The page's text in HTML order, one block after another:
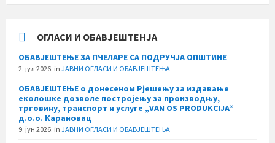
ОГЛАСИ И ОБАВЈЕШТЕНЈА
ОБАВЈЕШТЕЊЕ ЗА ПЧЕЛАРЕ СА ПОДРУЧЈА ОПШТИНЕ
2. јул 2026. in ЈАВНИ ОГЛАСИ И ОБАВЈЕШТЕЊА
ОБАВЈЕШТЕЊЕ о донесеном Рјешењу за издавање
еколошке дозволе постројењу за производњу,
трговину, транспорт и услуге „VAN OS PRODUKCIJA“
д.о.о. Карановац
9. јун 2026. in ЈАВНИ ОГЛАСИ И ОБАВЈЕШТЕЊА